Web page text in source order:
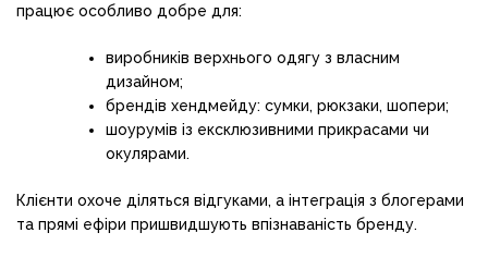
працює особливо добре для:
виробників верхнього одягу з власним
дизайном;
брендів хендмейду: сумки, рюкзаки, шопери;
шоурумів із ексклюзивними прикрасами чи
окулярами.
Клієнти охоче діляться відгуками, а інтеграція з блогерами
та прямі ефіри пришвидшують впізнаваність бренду.